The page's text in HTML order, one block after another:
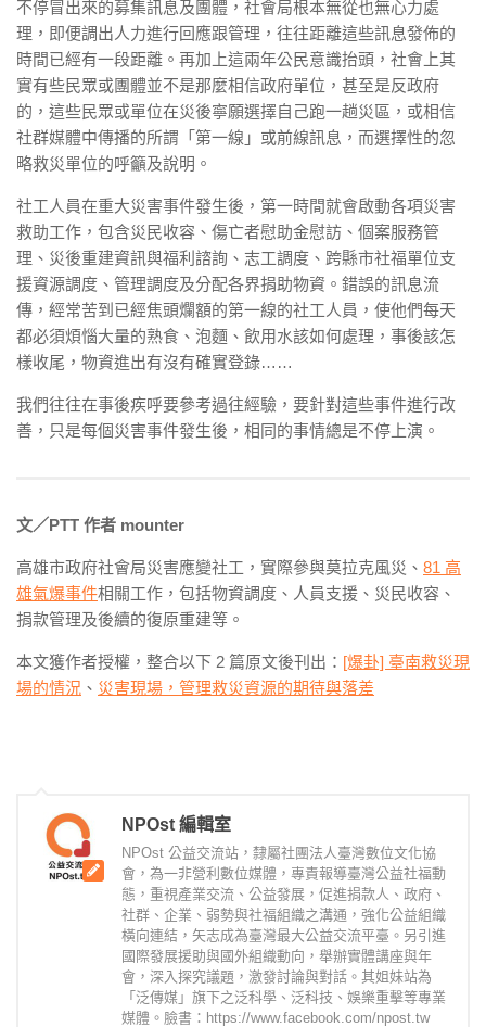
不停冒出來的募集訊息及團體，社會局根本無從也無心力處
理，即便調出人力進行回應跟管理，往往距離這些訊息發佈的
時間已經有一段距離。再加上這兩年公民意識抬頭，社會上其
實有些民眾或團體並不是那麼相信政府單位，甚至是反政府
的，這些民眾或單位在災後寧願選擇自己跑一趟災區，或相信
社群媒體中傳播的所謂「第一線」或前線訊息，而選擇性的忽
略救災單位的呼籲及說明。
社工人員在重大災害事件發生後，第一時間就會啟動各項災害
救助工作，包含災民收容、傷亡者慰助金慰訪、個案服務管
理、災後重建資訊與福利諮詢、志工調度、跨縣市社福單位支
援資源調度、管理調度及分配各界捐助物資。錯誤的訊息流
傳，經常苦到已經焦頭爛額的第一線的社工人員，使他們每天
都必須煩惱大量的熟食、泡麵、飲用水該如何處理，事後該怎
樣收尾，物資進出有沒有確實登錄……
我們往往在事後疾呼要參考過往經驗，要針對這些事件進行改
善，只是每個災害事件發生後，相同的事情總是不停上演。
文／PTT 作者 mounter
高雄市政府社會局災害應變社工，實際參與莫拉克風災、 81 高
雄氣爆事件相關工作，包括物資調度、人員支援、災民收容、
捐款管理及後續的復原重建等。
本文獲作者授權，整合以下 2 篇原文後刊出： [爆卦] 臺南救災現
場的情況 、 災害現場，管理救災資源的期待與落差
NPOst 編輯室
NPOst 公益交流站，隸屬社團法人臺灣數位文化協
會，為一非營利數位媒體，專責報導臺灣公益社福動
態，重視產業交流、公益發展，促進捐款人、政府、
社群、企業、弱勢與社福組織之溝通，強化公益組織
橫向連結，矢志成為臺灣最大公益交流平臺。另引進
國際發展援助與國外組織動向，舉辦實體講座與年
會，深入探究議題，激發討論與對話。其姐妹站為
「泛傳媒」旗下之泛科學、泛科技、娛樂重擊等專業
媒體。臉書：https://www.facebook.com/npost.tw